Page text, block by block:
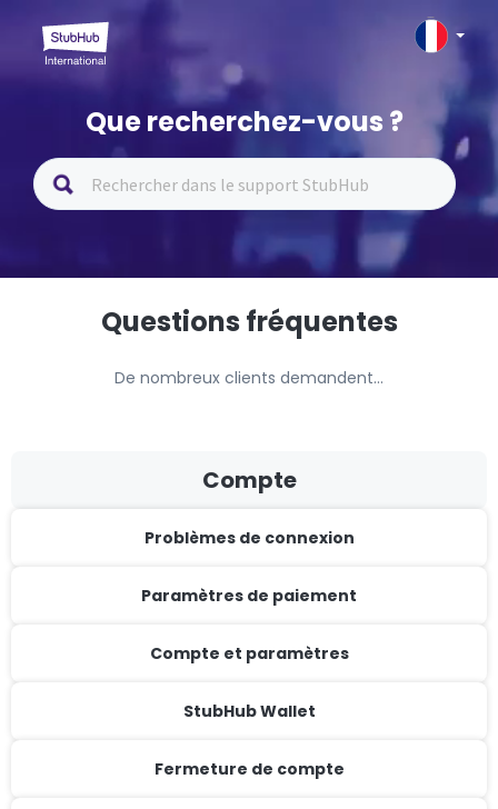
Que recherchez-vous ?
Questions fréquentes
De nombreux clients demandent...
Compte
Problèmes de connexion
Paramètres de paiement
Compte et paramètres
StubHub Wallet
Fermeture de compte